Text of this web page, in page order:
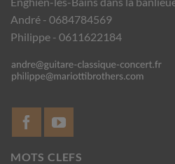
André - 0684784569
Philippe - 0611622184
MOTS CLEFS